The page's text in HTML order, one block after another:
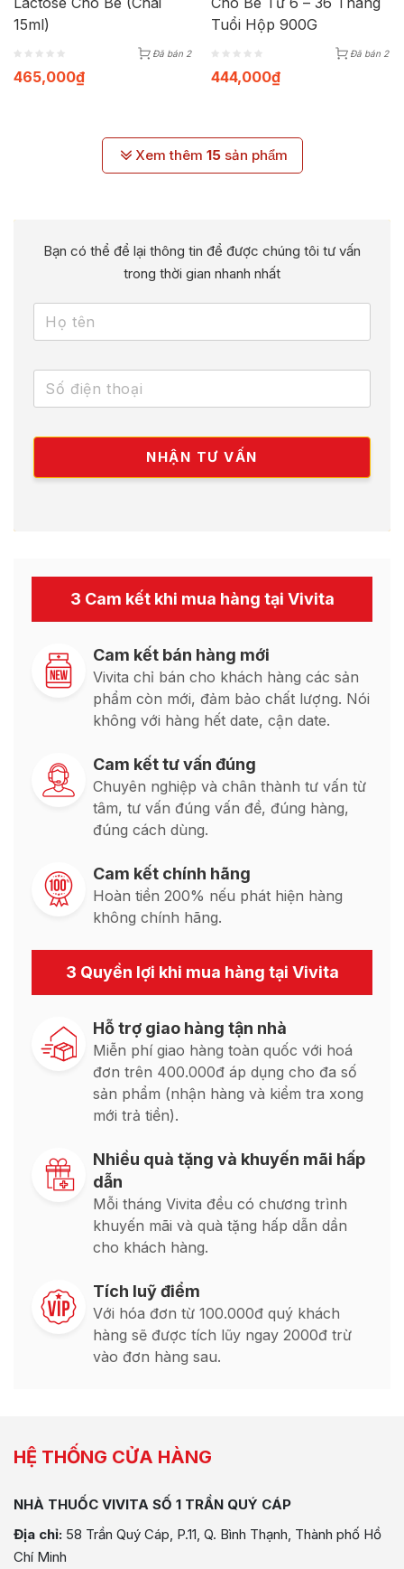
15ml)
Đã bán 2
465,000₫
Tuổi Hộp 900G
Đã bán 2
444,000₫
Xem thêm 15sản phẩm
Bạn có thể để lại thông tin để được chúng tôi tư vấn
trong thời gian nhanh nhất
3 Cam kết khi mua hàng tại Vivita
Cam kết bán hàng mới
Vivita chỉ bán cho khách hàng các sản
phẩm còn mới, đảm bảo chất lượng. Nói
không với hàng hết date, cận date.
Cam kết tư vấn đúng
Chuyên nghiệp và chân thành tư vấn từ
tâm, tư vấn đúng vấn đề, đúng hàng,
đúng cách dùng.
Cam kết chính hãng
Hoàn tiền 200% nếu phát hiện hàng
không chính hãng.
3 Quyền lợi khi mua hàng tại Vivita
Hỗ trợ giao hàng tận nhà
Miễn phí giao hàng toàn quốc với hoá
đơn trên 400.000đ áp dụng cho đa số
sản phẩm (nhận hàng và kiểm tra xong
mới trả tiền).
Nhiều quà tặng và khuyến mãi hấp
dẫn
Mỗi tháng Vivita đều có chương trình
khuyến mãi và quà tặng hấp dẫn dần
cho khách hàng.
Tích luỹ điểm
Với hóa đơn từ 100.000đ quý khách
hàng sẽ được tích lũy ngay 2000đ trừ
vào đơn hàng sau.
HỆ THỐNG CỬA HÀNG
NHÀ THUỐC VIVITA SỐ 1 TRẦN QUÝ CÁP
Địa chỉ: 58 Trần Quý Cáp, P.11, Q. Bình Thạnh, Thành phố Hồ
Chí Minh